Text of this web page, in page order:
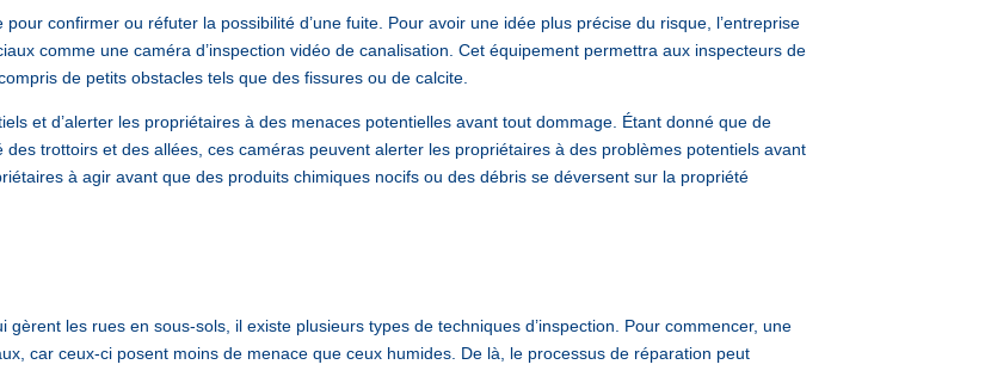
confirmer ou réfuter la possibilité d’une fuite. Pour avoir une idée plus précise du risque, l’entreprise
comme une caméra d’inspection vidéo de canalisation. Cet équipement permettra aux inspecteurs de
de petits obstacles tels que des fissures ou de calcite.
et d’alerter les propriétaires à des menaces potentielles avant tout dommage. Étant donné que de
trottoirs et des allées, ces caméras peuvent alerter les propriétaires à des problèmes potentiels avant
à agir avant que des produits chimiques nocifs ou des débris se déversent sur la propriété
les rues en sous-sols, il existe plusieurs types de techniques d’inspection. Pour commencer, une
car ceux-ci posent moins de menace que ceux humides. De là, le processus de réparation peut